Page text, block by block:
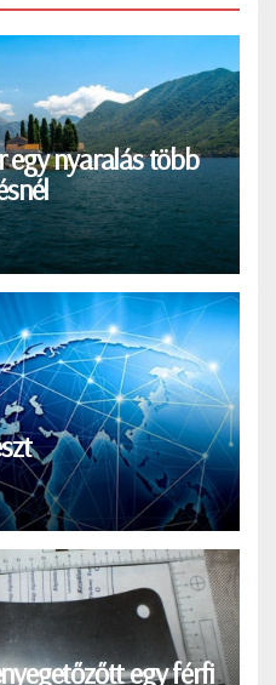
egy nyaralás több
egy férfi